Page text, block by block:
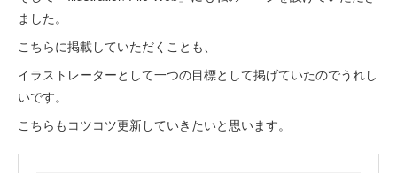
ました。
こちらに掲載していただくことも、
イラストレーターとして一つの目標として掲げていたのでうれし
いです。
こちらもコツコツ更新していきたいと思います。